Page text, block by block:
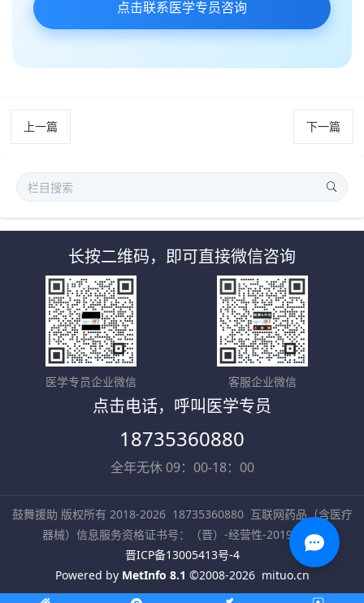
点击联系医学专员咨询
上一篇 下一篇
长按二维码，即可直接微信咨询
医学专员企业微信 客服企业微信
点击电话，呼叫医学专员
18735360880
全年无休 09：00-18：00
鼓舞援助 版权所有 2018-2026 18735360880 互联网药品（含医疗
器械）信息服务资格证书号：（晋）-经营性-2019-0002
晋ICP备13005413号-4
Powered by MetInfo 8.1 ©2008-2026 mituo.cn